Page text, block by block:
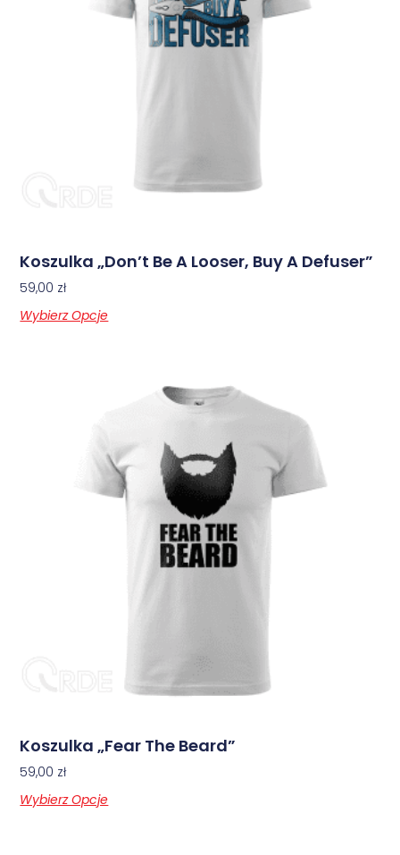
Koszulka „Don’t Be A Looser, Buy A Defuser”
59,00 zł
Wybierz Opcje
Koszulka „Fear The Beard”
59,00 zł
Wybierz Opcje